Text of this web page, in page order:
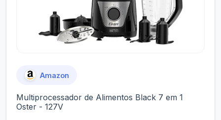
Amazon
Multiprocessador de Alimentos Black 7 em 1
Oster - 127V